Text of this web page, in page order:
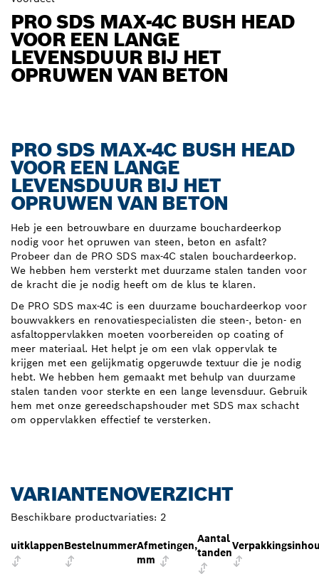
PRO SDS MAX-4C BUSH HEAD
VOOR EEN LANGE
LEVENSDUUR BIJ HET
OPRUWEN VAN BETON
PRO SDS MAX-4C BUSH HEAD
VOOR EEN LANGE
LEVENSDUUR BIJ HET
OPRUWEN VAN BETON
Heb je een betrouwbare en duurzame bouchardeerkop
nodig voor het opruwen van steen, beton en asfalt?
Probeer dan de PRO SDS max-4C stalen bouchardeerkop.
We hebben hem versterkt met duurzame stalen tanden voor
de kracht die je nodig heeft om de klus te klaren.
De PRO SDS max-4C is een duurzame bouchardeerkop voor
bouwvakkers en renovatiespecialisten die steen-, beton- en
asfaltoppervlakken moeten voorbereiden op coating of
meer materiaal. Het helpt je om een vlak oppervlak te
krijgen met een gelijkmatig opgeruwde textuur die je nodig
hebt. We hebben hem gemaakt met behulp van duurzame
stalen tanden voor sterkte en een lange levensduur. Gebruik
hem met onze gereedschapshouder met SDS max schacht
om oppervlakken effectief te versterken.
VARIANTENOVERZICHT
Beschikbare productvariaties: 2
uitklappenBestelnummerAfmetingen,
mm
Aantal
tanden